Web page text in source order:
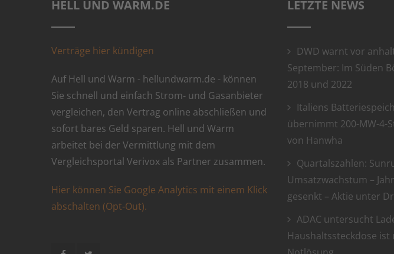
HELL UND WARM.DE
Verträge hier kündigen
Auf Hell und Warm - hellundwarm.de - können
Sie schnell und einfach Strom- und Gasanbieter
vergleichen, den Vertrag online abschließen und
sofort bares Geld sparen. Hell und Warm
arbeitet bei der Vermittlung mit dem
Vergleichsportal Verivox als Partner zusammen.
Hier können Sie Google Analytics mit einem Klick
abschalten (Opt-Out).
LETZTE NEWS
DWD warnt vor
September: Im Süden
2018 und 2022
Italiens
übernimmt 200-MW-4-
von Hanwha
Quartalszahlen:
Umsatzwachstum –
gesenkt – Aktie unter
ADAC untersucht
Haushaltssteckdose